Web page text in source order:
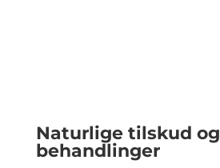
Naturlige tilskud og
behandlinger